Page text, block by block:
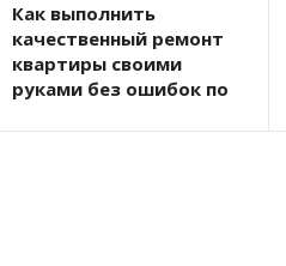
Как выполнить
качественный ремонт
квартиры своими
руками без ошибок по